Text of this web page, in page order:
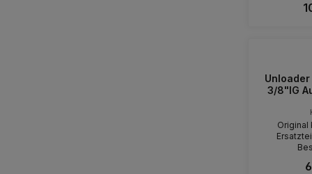
Unloader
3/8"IG Ausgang M 22x1,5
Original